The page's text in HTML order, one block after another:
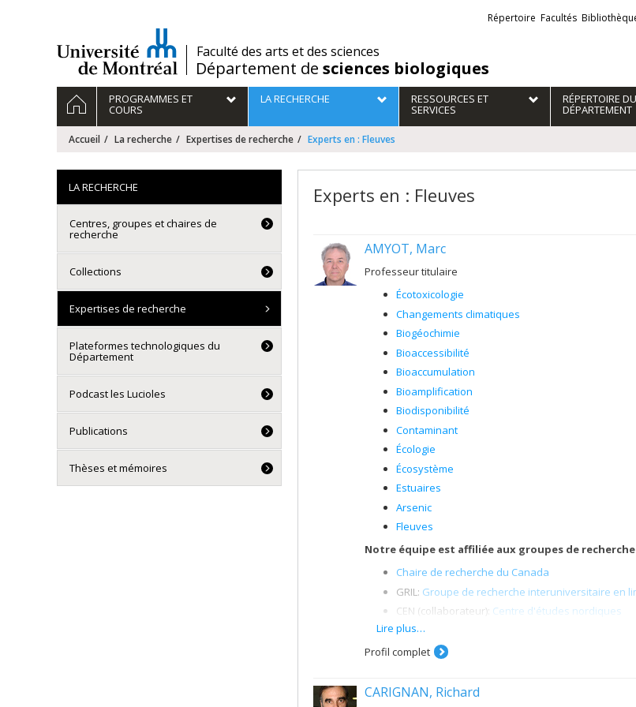
/Faculté des arts et des sciences
Département de sciences biologiques
Liens
externes
Répertoire Facultés
Navigation
principale
ACCUEILPROGRAMMES ET
COURS
LA RECHERCHE RESSOURCES ET
SERVICES
RÉPERTOIRE DU
DÉPARTEMENT
Accueil La recherche Expertises de recherche Experts en : Fleuves
Experts en : Fleuves
AMYOT, Marc
Professeur titulaire
Écotoxicologie
Changements climatiques
Biogéochimie
Bioaccessibilité
Bioaccumulation
Bioamplification
Biodisponibilité
Contaminant
Écologie
Écosystème
Estuaires
Arsenic
Fleuves
Notre équipe est affiliée aux groupes de
Chaire de recherche du Canada
GRIL: Groupe de recherche interuniversitaire en
CEN (collaborateur): Centre d'études nordiques
Réseau pour l'écotoxicologie aquatique du Québec
Centre de recherche en santé publique (
Annabelle Vogl, étudiante au doctorat (direction)
Lire plus…
Profil complet
CARIGNAN, Richard
LA RECHERCHE
Centres, groupes et chaires de
recherche
Collections
Expertises de recherche
Plateformes technologiques du
Département
Podcast les Lucioles
Publications
Thèses et mémoires